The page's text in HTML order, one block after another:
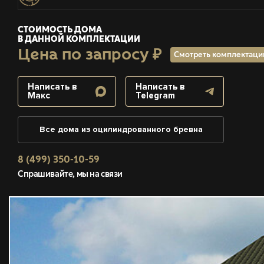
СТОИМОСТЬ ДОМА
В ДАННОЙ КОМПЛЕКТАЦИИ
Цена по запросу ₽ Смотреть
Написать в
Макс
Написать в
Telegram
Все дома из оцилиндрованного бревна
8 (499) 350-10-59
Спрашивайте, мы на связи